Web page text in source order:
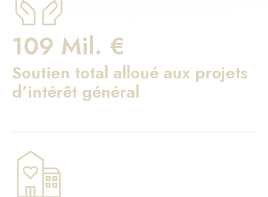
109 Mil. €
Soutien total alloué aux projets
d’intérêt général